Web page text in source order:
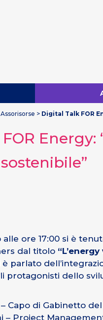
> Digital Talk FOR
Energy:
ore 17:00 si è
dal titolo
parlato
protagonisti dello
Capo di Gabinetto
– Project